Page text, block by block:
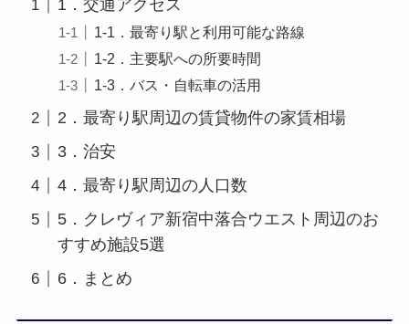
1．交通アクセス
1-1．最寄り駅と利用可能な路線
1-2．主要駅への所要時間
1-3．バス・自転車の活用
2．最寄り駅周辺の賃貸物件の家賃相場
3．治安
4．最寄り駅周辺の人口数
5．クレヴィア新宿中落合ウエスト周辺のお
すすめ施設5選
6．まとめ